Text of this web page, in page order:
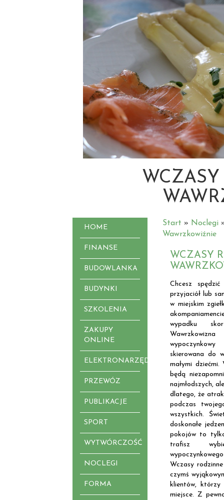
HOME
FINANSE
BUDOWLANKA
BUDYNKI
SZKOLENIA
ZAKUPY
ONLINE
ELEKTRONARZĘDZIA
PRZEWÓZ
PUBLIKACJE
SPORT
WYTWÓRCZOŚĆ
NOCLEGI
FORMA
Start » Noclegi
Wawrzkowiźnie
WCZASY
Chcesz
przyjaciół lub
w miejskim
wypadku
skierowana do
małymi
będą
najmłodszych,
dlatego, że
podczas
wszystkich.
doskonałe
pokojów to
trafisz
Wczasy
czymś
klientów,
miejsce. Z